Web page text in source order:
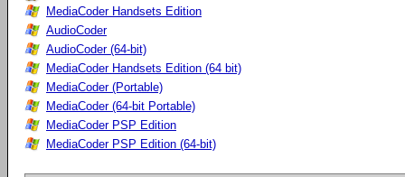
MediaCoder Handsets Edition
AudioCoder
AudioCoder (64-bit)
MediaCoder Handsets Edition (64 bit)
MediaCoder (Portable)
MediaCoder (64-bit Portable)
MediaCoder PSP Edition
MediaCoder PSP Edition (64-bit)